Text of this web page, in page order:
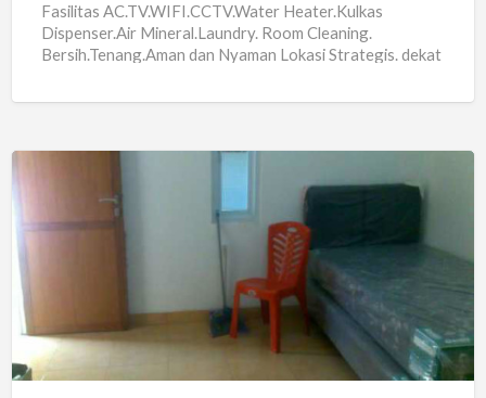
Fasilitas AC.TV.WIFI.CCTV.Water Heater.Kulkas
Dispenser.Air Mineral.Laundry. Room Cleaning.
Bersih.Tenang.Aman dan Nyaman Lokasi Strategis. dekat
dari Bund H.I. Grand[…]
Kos
Karyawati/mahasiswi
Kebon
Kacang
Tanah
Abang
Jakpus